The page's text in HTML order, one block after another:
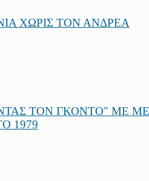
ΧΩΡΙΣ ΤΟΝ ΑΝΔΡΕΑ
ΤΟΝ ΓΚΟΝΤΟ" ΜΕ
1979